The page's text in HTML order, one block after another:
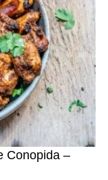
Conopida –